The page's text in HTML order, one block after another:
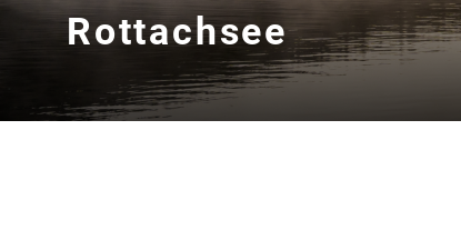
Rottachsee